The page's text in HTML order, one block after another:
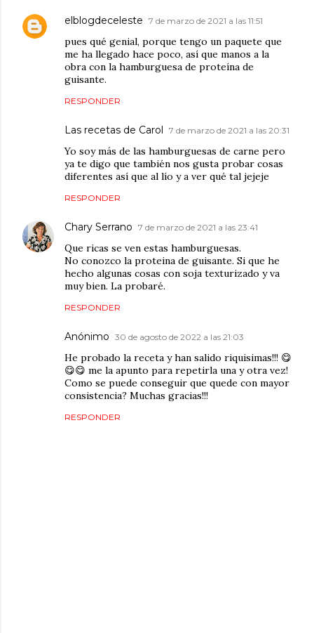
elblogdeceleste 7 de marzo de 2021 a las 11:51
pues qué genial, porque tengo un paquete que
me ha llegado hace poco, así que manos a la
obra con la hamburguesa de proteína de
guisante.
RESPONDER
Las recetas de Carol 7 de marzo de 2021 a las 20:31
Yo soy más de las hamburguesas de carne pero
ya te digo que también nos gusta probar cosas
diferentes así que al lío y a ver qué tal jejeje
RESPONDER
Chary Serrano 7 de marzo de 2021 a las 23:41
Que ricas se ven estas hamburguesas.
No conozco la proteina de guisante. Si que he
hecho algunas cosas con soja texturizado y va
muy bien. La probaré.
RESPONDER
Anónimo 30 de agosto de 2022 a las 21:03
He probado la receta y han salido riquisimas!!! 😋
😋😋 me la apunto para repetirla una y otra vez!
Como se puede conseguir que quede con mayor
consistencia? Muchas gracias!!!
RESPONDER